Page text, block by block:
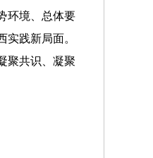
环境、总体要
践新局面。
聚共识、凝聚